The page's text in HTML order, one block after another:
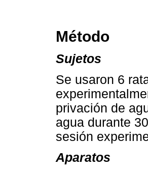
Método
Sujetos
Se usaron 6
privación de
agua durante
sesión
Aparatos